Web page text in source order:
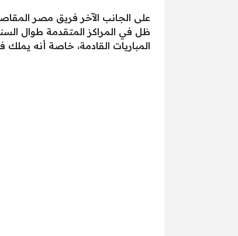
على الجانب الآخر فريق مصر
ظل في المراكز المتقدمة طوال
المباريات القادمة، خاصة أنه يملك في رصيده 18 نقطة فقط، ويحتاج إلى معجزة للبقاء